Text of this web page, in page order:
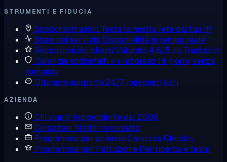
STRUMENTI E FIDUCIA
Specchio magico Testa la nostra rete dal tuo IP
Stato del servizio Disponibilità in tempo reale
Recensioni dei clienti Valutato 4,6/5 su Trustpilot
Garanzia soddisfatti o rimborsati 14 giorni, senza
domande
Ottenere supporto 24/7, ingegneri veri
AZIENDA
Chi siamo Indipendente dal 2008
Contattaci Mettiti in contatto
Programma per aziendeCresci su Cloudzy
Programma per l'istruzione Per ricerca e team